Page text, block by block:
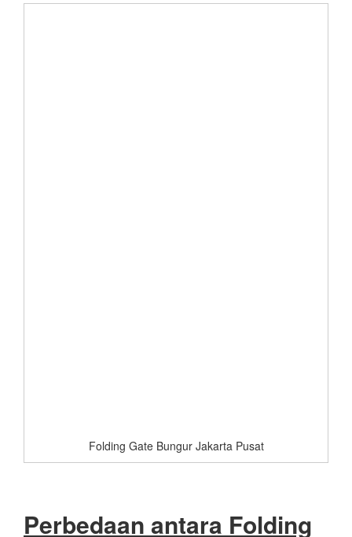
Folding Gate Bungur Jakarta Pusat
Perbedaan antara Folding